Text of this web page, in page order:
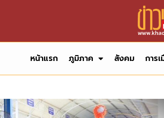
หน้าแรก ภูมิภาค สังคม การ